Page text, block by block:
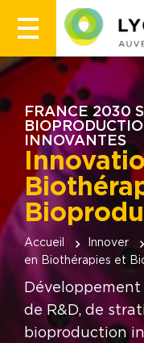
FRANCE 2030
INNOVANTES
Accueil Innover
en Biothérapies et
de R&D, de
bioproduction